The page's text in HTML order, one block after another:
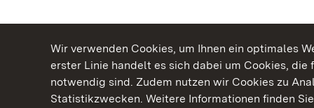
Wir verwenden Cookies, um Ihnen ein optimales
erster Linie handelt es sich dabei um Cookies, die
notwendig sind. Zudem nutzen wir Cookies zu
Statistikzwecken. Weitere Informationen finden